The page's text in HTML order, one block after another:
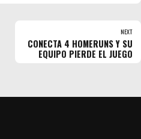
NEXT
CONECTA 4 HOMERUNS Y SU
EQUIPO PIERDE EL JUEGO